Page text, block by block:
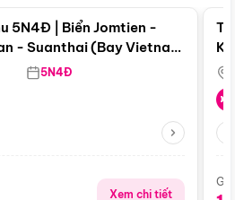
5N4Đ | Biển Jomtien -
- Suanthai (Bay Vietnam
5N4Đ
Xem chi tiết